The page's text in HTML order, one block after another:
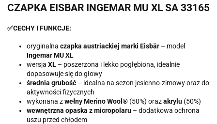
CZAPKA EISBAR INGEMAR MU XL SA 33165
✅CECHY I FUNKCJE:
oryginalna czapka austriackiej marki Eisbär – model
Ingemar MU XL
wersja XL – poszerzona i lekko pogłębiona, idealnie
dopasowuje się do głowy
średnia grubość – idealna na sezon jesienno-zimowy oraz do
aktywności fizycznych
wykonana zwełny Merino Wool® (50%) orazakrylu (50%)
wewnętrzna opaska z micropolaru – dodatkowa ochrona
uszu przed chłodem